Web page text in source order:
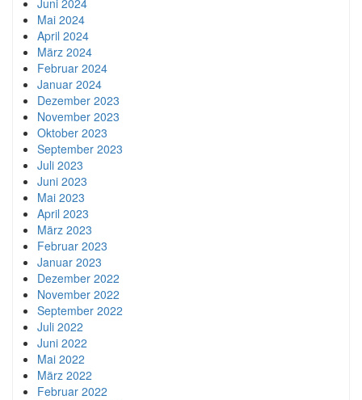
Mai 2024
April 2024
März 2024
Februar 2024
Januar 2024
Dezember 2023
November 2023
Oktober 2023
September 2023
Juli 2023
Juni 2023
Mai 2023
April 2023
März 2023
Februar 2023
Januar 2023
Dezember 2022
November 2022
September 2022
Juli 2022
Juni 2022
Mai 2022
März 2022
Februar 2022